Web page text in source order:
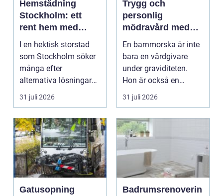
Hemstädning
Stockholm: ett
rent hem med
perfekt glans
I en hektisk storstad
som Stockholm söker
många efter
alternativa lösningar
för...
31 juli 2026
Trygg och
personlig
mödravård med
barnmorska i
malmö
En barnmorska är inte
bara en vårdgivare
under graviditeten.
Hon är också en
följeslagare genom
31 juli 2026
Gatusopning
Badrumsrenoverin